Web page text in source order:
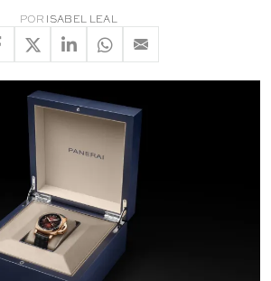
POR ISABEL LEAL